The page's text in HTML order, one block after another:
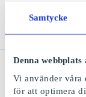
Samtycke
Denna webbplats
Vi använder våra
för att optimera
Ticket SE
Bästa
hög service och